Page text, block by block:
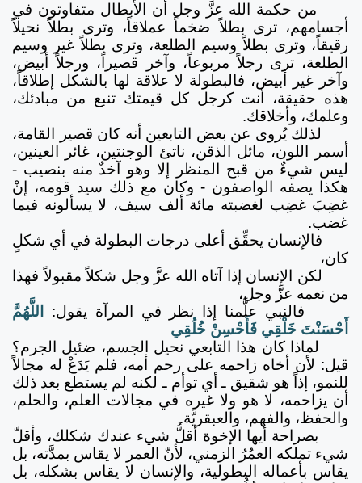
من حكمة الله عزَّ وجل أن الأبطال متفاوتون في
أجسامهم، ترى بطلاً ضخماً عملاقاً، وترى بطلاً نحيلاً
رقيقاً، وترى بطلاً وسيم الطلعة، وترى بطلاً غير وسيم
الطلعة، ترى رجلاً مربوعاً، وآخر قصيراً، ورجلاً أبيض،
وآخر غير أبيض، فالبطولة لا علاقة لها بالشكل إطلاقاً،
هذه حقيقة، أنت كرجل كل قيمتك تنبع من مبادئك،
وعلمك، وأخلاقك.
لذلك يُروى عن بعض التابعين أنه كان قصير القامة،
أسمر اللون، مائل الذقن، ناتئ الوجنتين، غائر العينين،
ليس شيءٌ من قبح المنظر إلا وهو آخذٌ منه بنصيب -
هكذا يصفه الواصفون - وكان مع ذلك سيد قومه، إنْ
غضِبَ غضِب لغضبته مائة ألف سيف، لا يسألونه فيما
غضب.
فالإنسان يحقِّق أعلى درجات البطولة في أي شكلٍ
كان،
لكن الإنسان إذا آتاه الله عزَّ وجل شكلاً مقبولاً فهذا
من نعمه عزَّ وجل،
فالنبي علَّمنا إذا نظر في المرآة يقول:
اللَّهُمَّ
أَحْسَنْتَ خَلْقِي فَأَحْسِنْ خُلُقِي
لماذا كان هذا التابعي نحيل الجسم، ضئيل الجرم؟
قيل: لأن أخاه زاحمه على رحم أمه، فلم يَدَعْ له مجالاً
للنمو، إذاً هو شقيق ـ أي توأم ـ لكنه لم يستطع بعد ذلك
أن يزاحمه، لا هو ولا غيره في مجالات العلم، والحلم،
والحفظ، والفهم، والعبقريَّة.
بصراحة أيها الإخوة أقلُّ شيء عندك شكلك، وأقلّ
شيء تملكه العمُرُ الزمني، لأنّ العمر لا يقاس بمدَّته، بل
يقاس بأعماله البطولية، والإنسان لا يقاس بشكله، بل